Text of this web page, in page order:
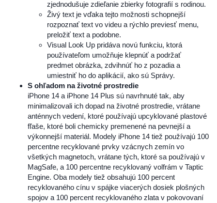
zjednodušuje zdieľanie zbierky fotografií s rodinou.
Živý text je vďaka tejto možnosti schopnejší
rozpoznať text vo videu a rýchlo previesť menu,
preložiť text a podobne.
Visual Look Up pridáva novú funkciu, ktorá
používateľom umožňuje klepnúť a podržať
predmet obrázka, zdvihnúť ho z pozadia a
umiestniť ho do aplikácií, ako sú Správy.
S ohľadom na životné prostredie
iPhone 14 a iPhone 14 Plus sú navrhnuté tak, aby
minimalizovali ich dopad na životné prostredie, vrátane
anténnych vedení, ktoré používajú upcyklované plastové
fľaše, ktoré boli chemicky premenené na pevnejší a
výkonnejší materiál. Modely iPhone 14 tiež používajú 100
percentne recyklované prvky vzácnych zemín vo
všetkých magnetoch, vrátane tých, ktoré sa používajú v
MagSafe, a 100 percentne recyklovaný volfrám v Taptic
Engine. Oba modely tiež obsahujú 100 percent
recyklovaného cínu v spájke viacerých dosiek plošných
spojov a 100 percent recyklovaného zlata v pokovovaní